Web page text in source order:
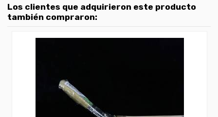
Los clientes que adquirieron este producto
también compraron: